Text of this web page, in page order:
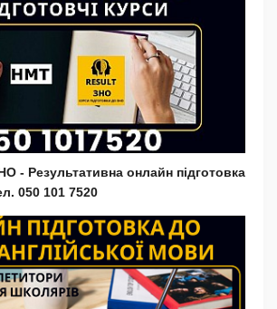
- Результативна онлайн підготовка
050 101 7520